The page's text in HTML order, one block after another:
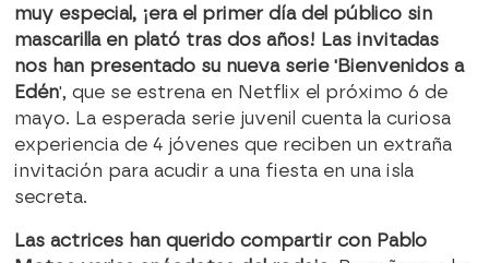
muy especial, ¡era el primer día del público sin
mascarilla en plató tras dos años! Las invitadas
nos han presentado su nueva serie 'Bienvenidos a
Edén', que se estrena en Netflix el próximo 6 de
mayo. La esperada serie juvenil cuenta la curiosa
experiencia de 4 jóvenes que reciben un extraña
invitación para acudir a una fiesta en una isla
secreta.
Las actrices han querido compartir con Pablo